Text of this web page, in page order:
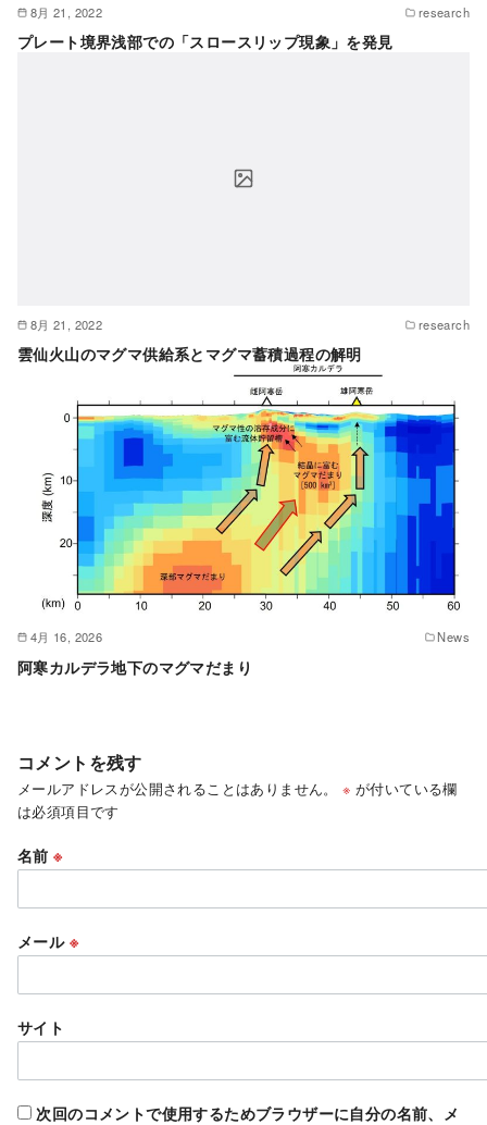
8月 21, 2022 research
プレート境界浅部での「スロースリップ現象」を発見
8月 21, 2022 research
雲仙火山のマグマ供給系とマグマ蓄積過程の解明
4月 16, 2026 News
阿寒カルデラ地下のマグマだまり
コメントを残す
メールアドレスが公開されることはありません。 ※ が付いている欄
は必須項目です
名前※
メール ※
サイト
次回のコメントで使用するためブラウザーに自分の名前、メ